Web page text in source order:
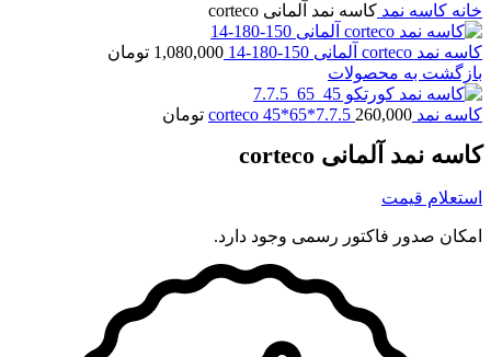
خانه کاسه نمد کاسه نمد آلمانی corteco
کاسه نمد corteco آلمانی 150-180-14 1,080,000 تومان
بازگشت به محصولات
کاسه نمد corteco 45*65*7.7.5 260,000 تومان
کاسه نمد آلمانی corteco
استعلام قیمت
امکان صدور فاکتور رسمی وجود دارد.